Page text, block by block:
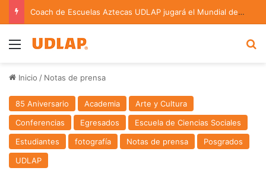
Coach de Escuelas Aztecas UDLAP jugará el Mundial de Flag Football en Alemania
Menu
Inicio / Notas de prensa
85 Aniversario Academia
Arte y Cultura
Conferencias
Egresados
Escuela de Ciencias Sociales
Estudiantes
fotografía Notas de prensa
Posgrados
UDLAP